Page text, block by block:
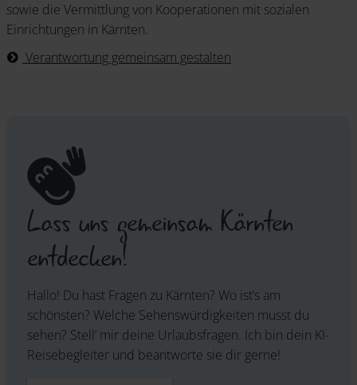
sowie die Vermittlung von Kooperationen mit sozialen
Einrichtungen in Kärnten.
Verantwortung gemeinsam gestalten
Lass uns gemeinsam Kärnten
entdecken!
Hallo! Du hast Fragen zu Kärnten? Wo ist’s am
schönsten? Welche Sehenswürdigkeiten musst du
sehen? Stell‘ mir deine Urlaubsfragen. Ich bin dein KI-
Reisebegleiter und beantworte sie dir gerne!